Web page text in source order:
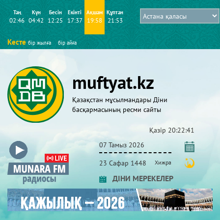
Таң
02:46
Күн
04:42
Бесін
12:25
Екінті
17:37
Ақшам
19:58
Құптан
21:53
Кесте бір жылға бір айға
muftyat.kz
Қазақстан мұсылмандары Діни
басқармасының ресми сайты
Қазір 20:22:41
07 Тамыз 2026
23 Сафар 1448 Хижра
ДІНИ МЕРЕКЕЛЕР